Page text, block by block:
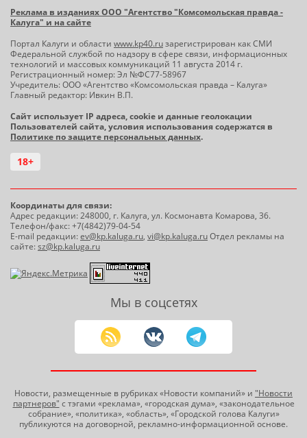
Реклама в изданиях ООО "Агентство "Комсомольская правда -
Калуга" и на сайте
Портал Калуги и области www.kp40.ruзарегистрирован как СМИ
Федеральной службой по надзору в сфере связи, информационных
технологий и массовых коммуникаций 11 августа 2014 г.
Регистрационный номер: Эл №ФС77-58967
Учредитель: ООО «Агентство «Комсомольская правда – Калуга»
Главный редактор: Ивкин В.П.
Сайт использует IP адреса, cookie и данные геолокации
Пользователей сайта, условия использования содержатся в
Политике по защите персональных данных.
18+
Координаты для связи:
Адрес редакции: 248000, г. Калуга, ул. Космонавта Комарова, 36.
Телефон/факс: +7(4842)79-04-54
E-mail редакции:ev@kp.kaluga.ru, vi@kp.kaluga.ruОтдел рекламы на
сайте:sz@kp.kaluga.ru
Мы в соцсетях
Новости, размещенные в рубриках «Новости компаний» и "Новости
партнеров" с тэгами «реклама», «городская дума», «законодательное
собрание», «политика», «область», «Городской голова Калуги»
публикуются на договорной, рекламно-информационной основе.